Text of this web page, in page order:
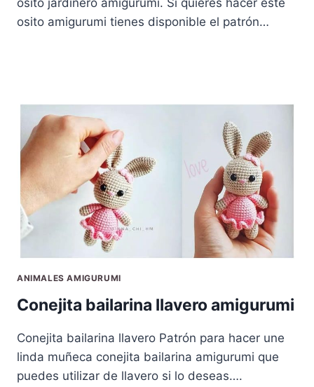
osito amigurumi tienes disponible el patrón…
ANIMALES AMIGURUMI
Conejita bailarina llavero amigurumi
Conejita bailarina llavero Patrón para hacer une
linda muñeca conejita bailarina amigurumi que
puedes utilizar de llavero si lo deseas….